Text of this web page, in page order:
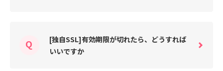
[独自SSL]有効期限が切れたら、どうすれば
いいですか